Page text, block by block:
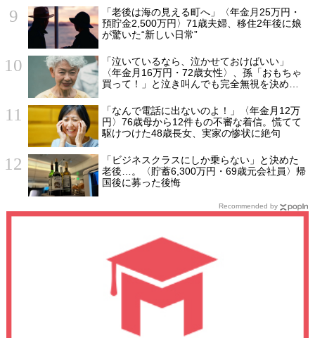
「老後は海の見える町へ」〈年金月25万円・
預貯金2,500万円〉71歳夫婦、移住2年後に娘
が驚いた“新しい日常”
「泣いているなら、泣かせておけばいい」
〈年金月16万円・72歳女性〉、孫「おもちゃ
買って！」と泣き叫んでも完全無視を決め込
「なんで電話に出ないのよ！」〈年金月12万
円〉76歳母から12件もの不審な着信。慌てて
駆けつけた48歳長女、実家の惨状に絶句
「ビジネスクラスにしか乗らない」と決めた
老後…。〈貯蓄6,300万円・69歳元会社員〉帰
国後に募った後悔
Recommended by